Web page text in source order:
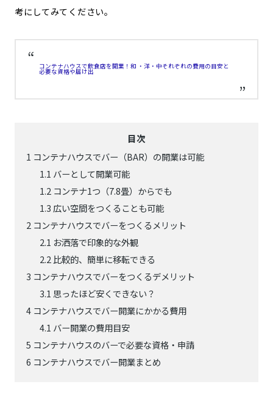
考にしてみてください。
コンテナハウスで飲食店を開業！和 ・洋・中それぞれの費用の目安と
必要な資格や届け出
目次
1 コンテナハウスでバー（BAR）の開業は可能
1.1 バーとして開業可能
1.2 コンテナ1つ（7.8畳）からでも
1.3 広い空間をつくることも可能
2 コンテナハウスでバーをつくるメリット
2.1 お洒落で印象的な外観
2.2 比較的、簡単に移転できる
3 コンテナハウスでバーをつくるデメリット
3.1 思ったほど安くできない？
4 コンテナハウスでバー開業にかかる費用
4.1 バー開業の費用目安
5 コンテナハウスのバーで必要な資格・申請
6 コンテナハウスでバー開業まとめ